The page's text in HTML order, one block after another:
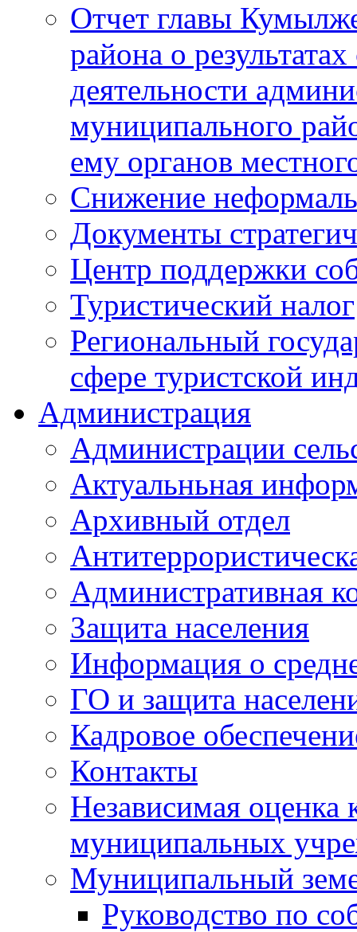
Отчет главы
района о
деятельности
муниципального
ему органов
Снижение
Документы
Центр поддержки
Туристический налог
Региональный
сфере туристской
Администрация
Администрации
Актуальньная
Архивный отдел
Административная
Защита населения
Информация о
ГО и защита
Кадровое
Контакты
Независимая оценка
муниципальных
Муниципальный
Руководство по